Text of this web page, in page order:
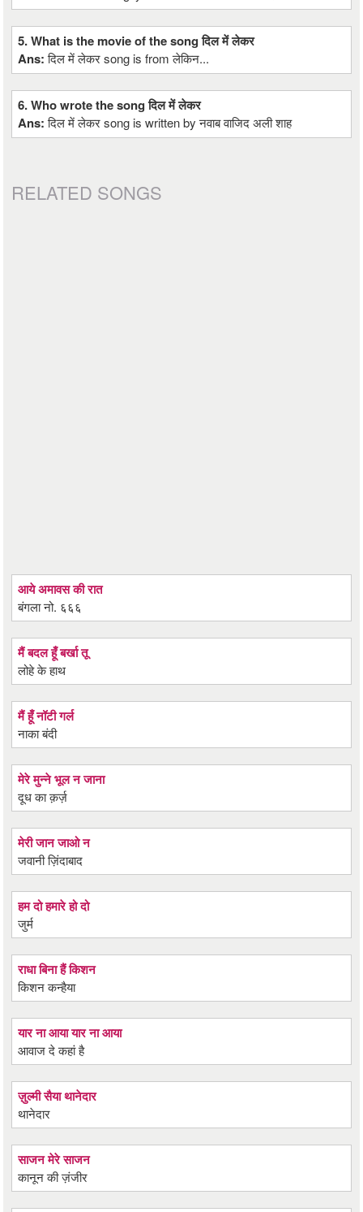
5. What is the movie of the song दिल में लेकर
Ans:दिल में लेकर song is from लेकिन...
6. Who wrote the song दिल में लेकर
Ans:दिल में लेकर song is written by नवाब वाजिद अली शाह
RELATED SONGS
आये अमावस की रात
बंगला नो. ६६६
मैं बदल हूँ बर्खा तू
लोहे के हाथ
मैं हूँ नॉटी गर्ल
नाका बंदी
मेरे मुन्ने भूल न जाना
दूध का क़र्ज़
मेरी जान जाओ न
जवानी ज़िंदाबाद
हम दो हमारे हो दो
जुर्म
राधा बिना हैं किशन
किशन कन्हैया
यार ना आया यार ना आया
आवाज दे कहां है
ज़ुल्मी सैया थानेदार
थानेदार
साजन मेरे साजन
कानून की ज़ंजीर